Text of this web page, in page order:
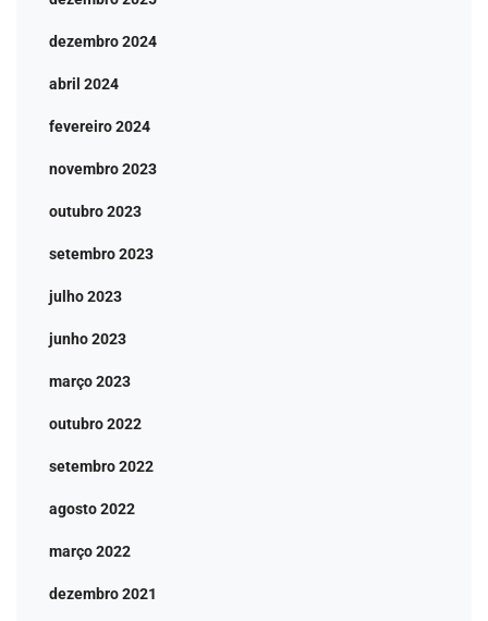
dezembro 2024
abril 2024
fevereiro 2024
novembro 2023
outubro 2023
setembro 2023
julho 2023
junho 2023
março 2023
outubro 2022
setembro 2022
agosto 2022
março 2022
dezembro 2021